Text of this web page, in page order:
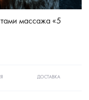
массажа «5
ДОСТАВКА